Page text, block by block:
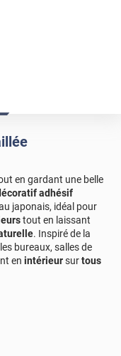
en gardant une belle
adhésif
japonais, idéal pour
tout en laissant
. Inspiré de la
bureaux, salles de
en intérieursurtous